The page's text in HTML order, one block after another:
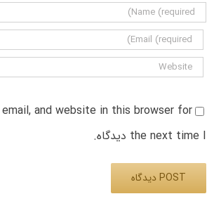
email, and website in this browser for
the next time I دیدگاه.